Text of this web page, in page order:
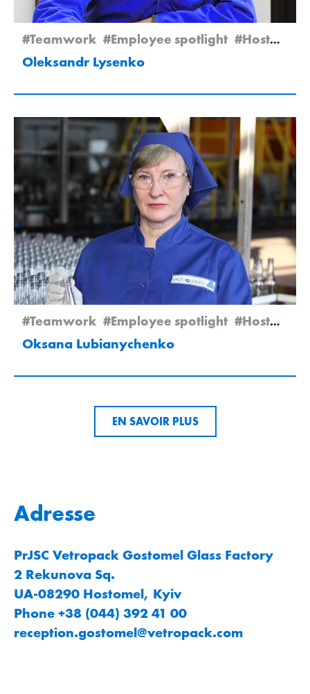
#Teamwork #Employee spotlight #Hostomel
Oleksandr Lysenko
#Teamwork #Employee spotlight #Hostomel
Oksana Lubianychenko
EN SAVOIR PLUS
Adresse
PrJSC Vetropack Gostomel Glass Factory
2 Rekunova Sq.
UA-08290 Hostomel, Kyiv
Phone +38 (044) 392 41 00
reception.gostomel@vetropack.com